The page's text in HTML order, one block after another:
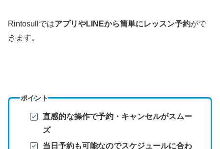
RintosullではアプリやLINEから簡単にレッスン予約がで
きます。
ポイント
直感的な操作で予約・キャンセルがスムー
ズ
当日予約も可能なのでスケジュールに合わ